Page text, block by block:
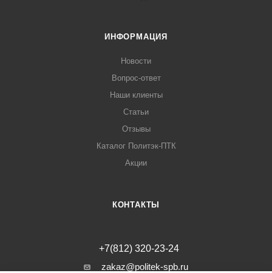
ИНФОРМАЦИЯ
Новости
Вопрос-ответ
Наши клиенты
Статьи
Отзывы
Каталог Политэк-ПТК
Акции
КОНТАКТЫ
+7(812) 320-23-24
zakaz@politek-spb.ru